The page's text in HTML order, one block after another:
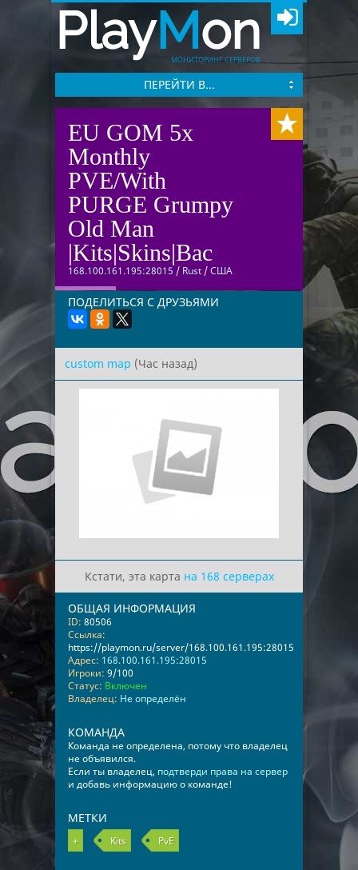
PlayMon
МОНИТОРИНГ СЕРВЕРОВ
ПЕРЕЙТИ В...
EU GOM 5x
Monthly
PVE/With
PURGE Grumpy
Old Man
|Kits|Skins|Bac
168.100.161.195:28015 / Rust /США
ПОДЕЛИТЬСЯ С ДРУЗЬЯМИ
custom map (Час назад)
Кстати, эта карта на 168 серверах
ОБЩАЯ ИНФОРМАЦИЯ
ID: 80506
Ссылка:
https://playmon.ru/server/168.100.161.195:28015
Адрес: 168.100.161.195:28015
Игроки: 9/100
Статус: Включен
Владелец: Не определён
КОМАНДА
Команда не определена, потому что владелец
не объявился.
Если ты владелец, подтверди права на сервер
и добавь информацию о команде!
МЕТКИ
+ Kits PvE